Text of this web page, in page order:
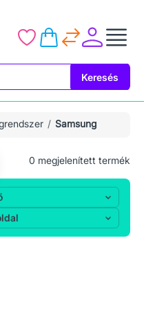
Keresés
Samsung
0 megjelenített termék